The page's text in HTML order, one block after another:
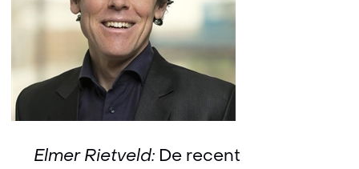
Elmer Rietveld: De recent